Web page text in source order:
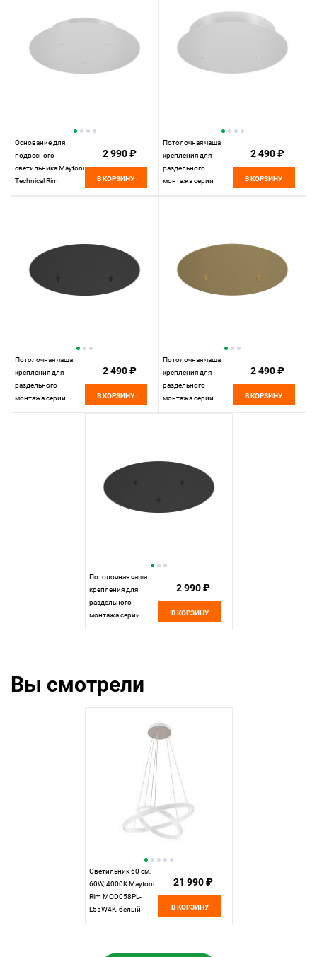
Основание для
подвесного
светильника Maytoni
Technical Rim
2 990 ₽
В КОРЗИНУ
Потолочная чаша
крепления для
раздельного
монтажа серии
2 490 ₽
В КОРЗИНУ
Потолочная чаша
крепления для
раздельного
монтажа серии
2 490 ₽
В КОРЗИНУ
Потолочная чаша
крепления для
раздельного
монтажа серии
2 490 ₽
В КОРЗИНУ
Потолочная чаша
крепления для
раздельного
монтажа серии
2 990 ₽
В КОРЗИНУ
Вы смотрели
Светильник 60 см,
60W, 4000K Maytoni
Rim MOD058PL-
L55W4K, белый
21 990 ₽
В КОРЗИНУ